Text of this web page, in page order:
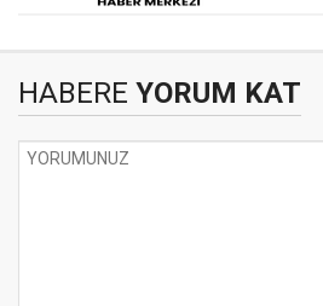
HABERE YORUM KAT